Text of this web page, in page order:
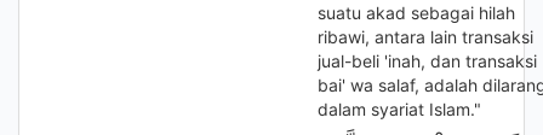
suatu akad sebagai hilah
ribawi, antara lain transaksi
jual-beli 'inah, dan transaksi
bai' wa salaf, adalah
dalam syariat Islam."